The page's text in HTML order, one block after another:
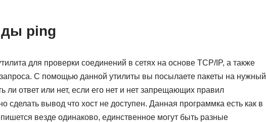
ping
для проверки соединений в сетях на основе TCP/IP, а также
С помощью данной утилиты вы посылаете пакеты на нужный
ли ответ или нет, если его нет и нет запрещающих правил
сделать вывод что хост не доступен. Данная программка есть как в
везде одинаково, единственное могут быть разные